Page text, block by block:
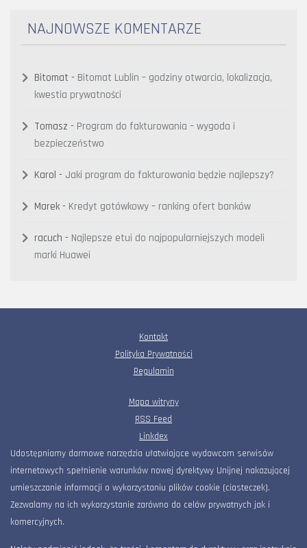
NAJNOWSZE KOMENTARZE
Bitomat - Bitomat Lublin – godziny otwarcia, lokalizacja,
kwestia prywatności
Tomasz - Program do fakturowania – wygoda i
bezpieczeństwo
Karol - Jaki program do fakturowania będzie najlepszy?
Marek - Kredyt gotówkowy – ranking ofert banków
racuch - Najlepsze etui do najpopularniejszych modeli
marki Huawei
Kontakt
Polityka Prywatności
Regulamin
Mapa witryny
RSS Feed
Linkdex
Udostępniamy darmowe narzędzia ułatwiające wydawcom serwisów
internetowych spełnienie warunków nowej dyrektywy Unijnej nakazującej
umieszczanie informacji o wykorzystaniu plików cookie (ciasteczek).
Zezwalamy na ich wykorzystanie zarówno do celów prywatnych jak i
komercyjnych.